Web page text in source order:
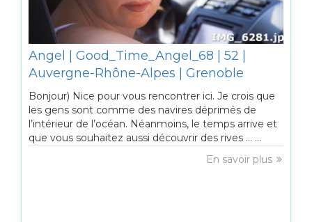
Angel | Good_Time_Angel_68 | 52 |
Auvergne-Rhône-Alpes | Grenoble
Bonjour) Nice pour vous rencontrer ici. Je crois que
les gens sont comme des navires déprimés de
l’intérieur de l’océan. Néanmoins, le temps arrive et
que vous souhaitez aussi découvrir des rives … ...
En savoir plus